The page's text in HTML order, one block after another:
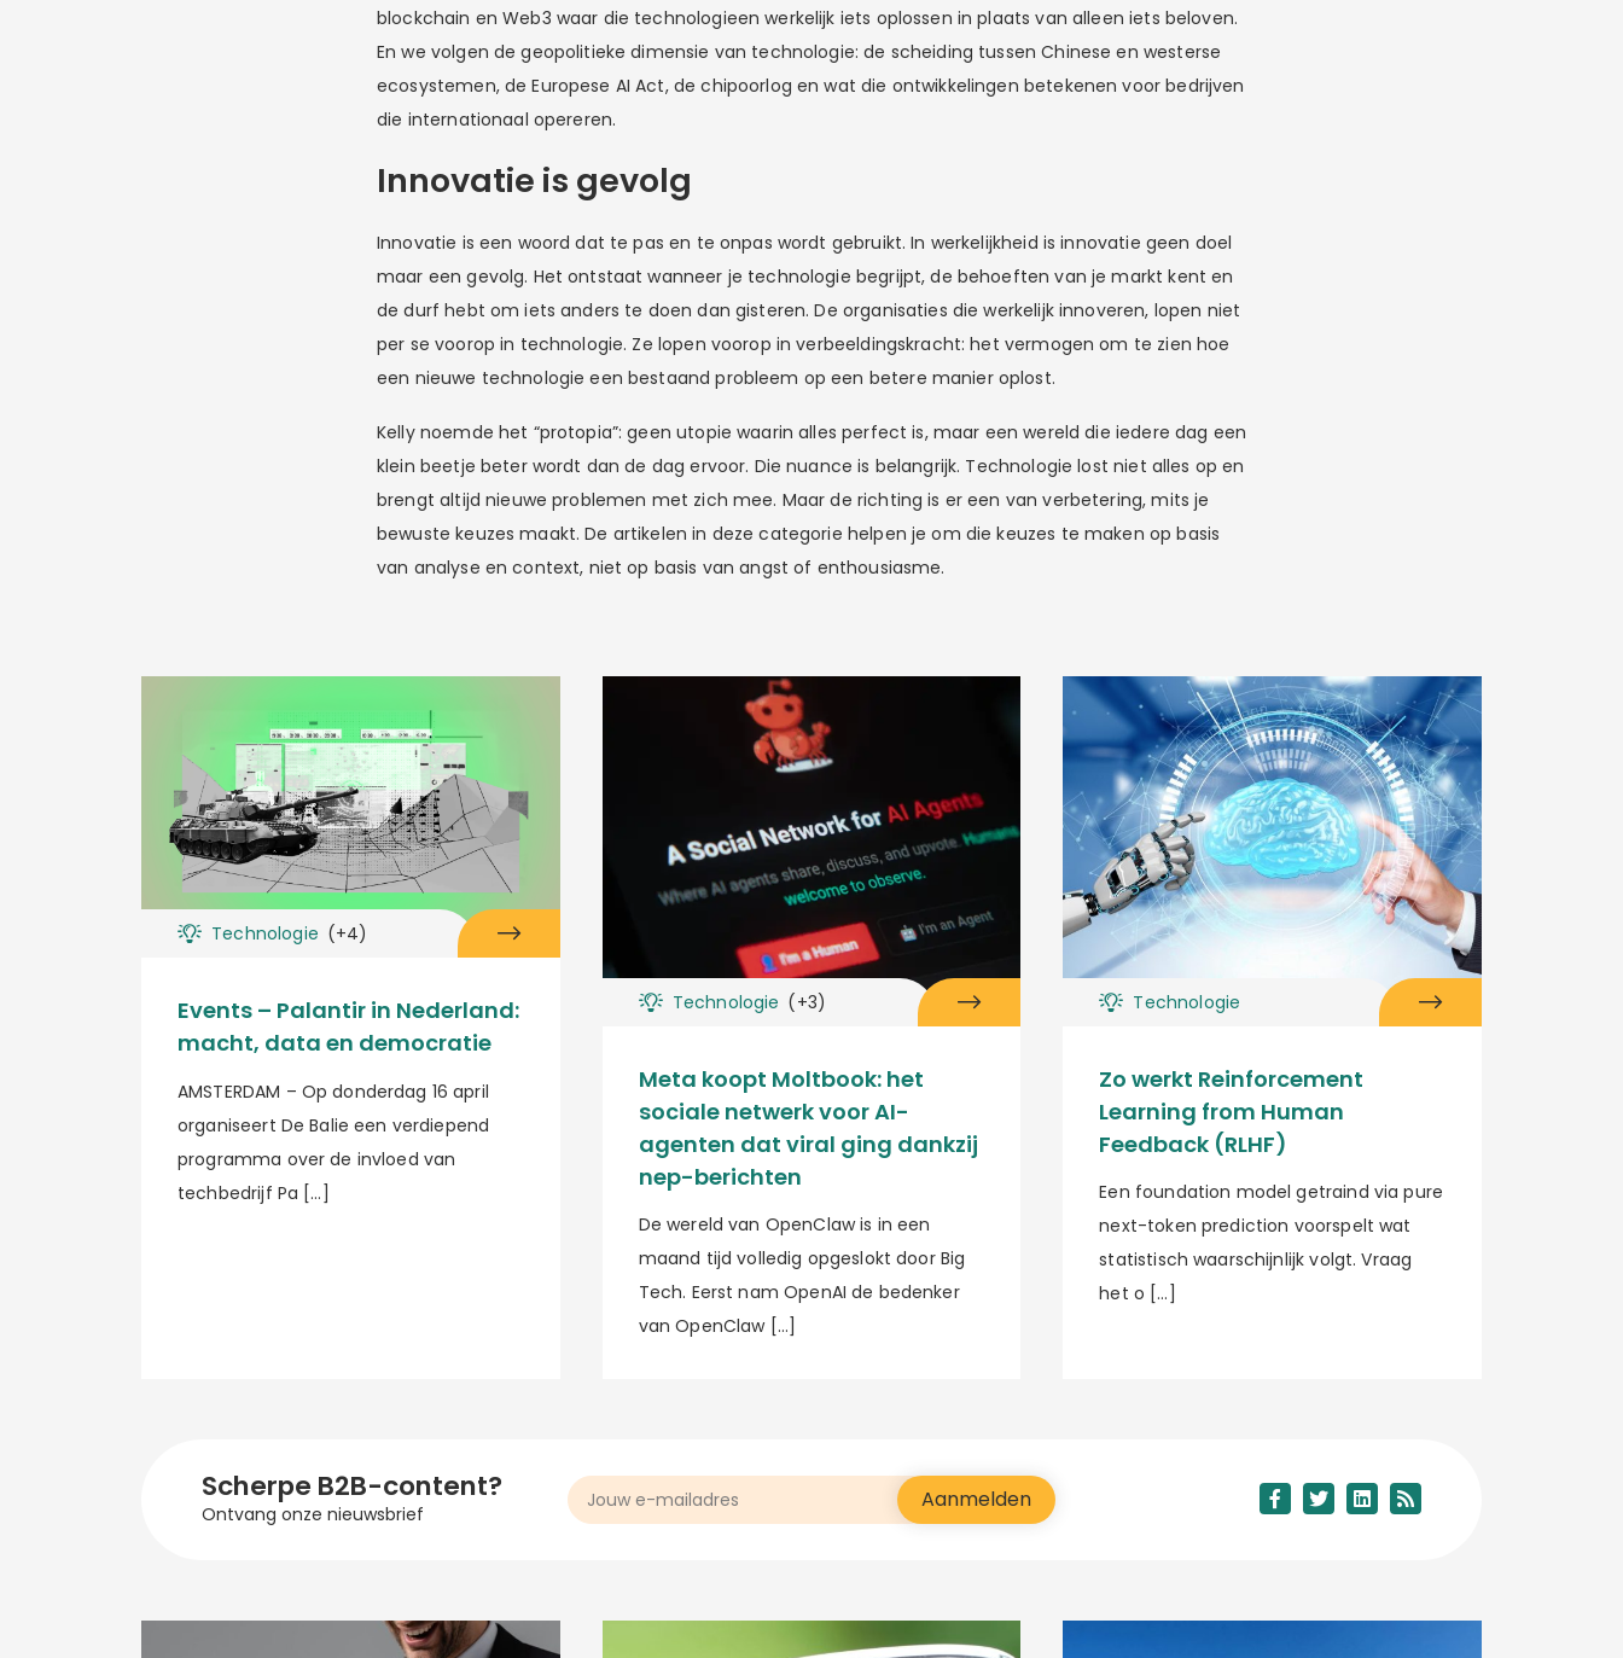
blockchain en Web3 waar die technologieen werkelijk iets oplossen in plaats van alleen iets beloven.
En we volgen de geopolitieke dimensie van technologie: de scheiding tussen Chinese en westerse
ecosystemen, de Europese AI Act, de chipoorlog en wat die ontwikkelingen betekenen voor bedrijven
die internationaal opereren.
Innovatie is gevolg
Innovatie is een woord dat te pas en te onpas wordt gebruikt. In werkelijkheid is innovatie geen doel
maar een gevolg. Het ontstaat wanneer je technologie begrijpt, de behoeften van je markt kent en
de durf hebt om iets anders te doen dan gisteren. De organisaties die werkelijk innoveren, lopen niet
per se voorop in technologie. Ze lopen voorop in verbeeldingskracht: het vermogen om te zien hoe
een nieuwe technologie een bestaand probleem op een betere manier oplost.
Kelly noemde het “protopia”: geen utopie waarin alles perfect is, maar een wereld die iedere dag een
klein beetje beter wordt dan de dag ervoor. Die nuance is belangrijk. Technologie lost niet alles op en
brengt altijd nieuwe problemen met zich mee. Maar de richting is er een van verbetering, mits je
bewuste keuzes maakt. De artikelen in deze categorie helpen je om die keuzes te maken op basis
van analyse en context, niet op basis van angst of enthousiasme.
Technologie (+4)
Events – Palantir in Nederland:
macht, data en democratie
AMSTERDAM – Op donderdag 16 april
organiseert De Balie een verdiepend
programma over de invloed van
techbedrijf Pa […]
Technologie (+3)
Meta koopt Moltbook: het
sociale netwerk voor AI-
agenten dat viral ging dankzij
nep-berichten
De wereld van OpenClaw is in een
maand tijd volledig opgeslokt door Big
Tech. Eerst nam OpenAI de bedenker
van OpenClaw […]
Technologie
Zo werkt Reinforcement
Learning from Human
Feedback (RLHF)
Een foundation model getraind via pure
next-token prediction voorspelt wat
statistisch waarschijnlijk volgt. Vraag
het o […]
Scherpe B2B-content?
Ontvang onze nieuwsbrief